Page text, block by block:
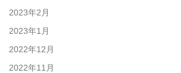
2023年2月
2023年1月
2022年12月
2022年11月